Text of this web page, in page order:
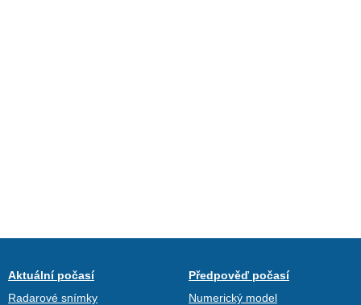
Aktuální počasí
Radarové snímky
Předpověď počasí
Numerický model